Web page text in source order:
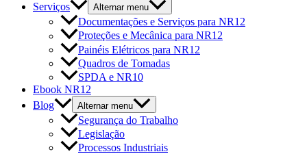
Serviços
Alternar menu
Documentações e Serviços para NR12
Proteções e Mecânica para NR12
Painéis Elétricos para NR12
Quadros de Tomadas
SPDA e NR10
Ebook NR12
Blog
Alternar menu
Segurança do Trabalho
Legislação
Processos Industriais